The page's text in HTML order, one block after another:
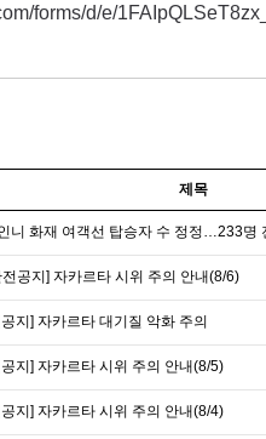
forms/d/e/
제목
니 화재 여객선 탑승자 수 정정…233명
공지] 자카르타 시위 주의 안내(8/6)
지] 자카르타 대기질 악화 주의
지] 자카르타 시위 주의 안내(8/5)
지] 자카르타 시위 주의 안내(8/4)